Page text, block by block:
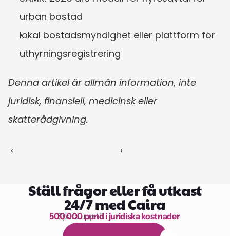
urban bostad
lokal bostadsmyndighet eller plattform för
uthyrningsregistrering
Denna artikel är allmän information, inte
juridisk, finansiell, medicinsk eller
skatterådgivning.
‹ ›
Ställ frågor eller få utkast
24/7 med Caira
1 000 timmars läsning
Spara upp till
500 000 pund i juridiska kostnader